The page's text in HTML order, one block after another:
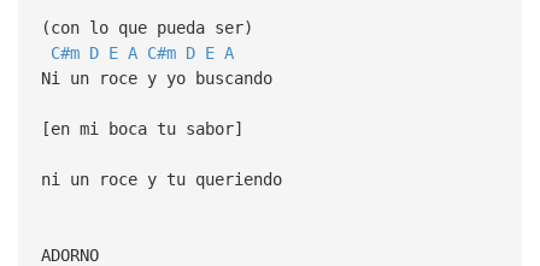
(con lo que pueda ser)
C#m D E A C#m D E A
Ni un roce y yo buscando
[en mi boca tu sabor]
ni un roce y tu queriendo
ADORNO